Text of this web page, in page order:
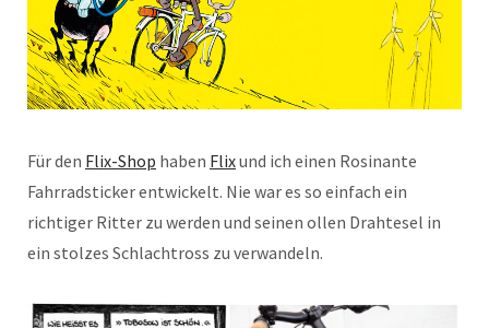
Für den Flix-Shop haben Flixund ich einen Rosinante
Fahrradsticker entwickelt. Nie war es so einfach ein
richtiger Ritter zu werden und seinen ollen Drahtesel in
ein stolzes Schlachtross zu verwandeln.